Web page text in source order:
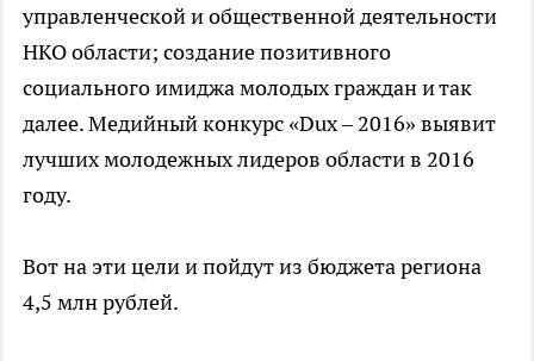
управленческой и общественной деятельности
НКО области; создание позитивного
социального имиджа молодых граждан и так
далее. Медийный конкурс «Dux – 2016» выявит
лучших молодежных лидеров области в 2016
году.
Вот на эти цели и пойдут из бюджета региона
4,5 млн рублей.